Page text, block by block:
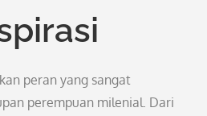
peran yang sangat
perempuan milenial. Dari